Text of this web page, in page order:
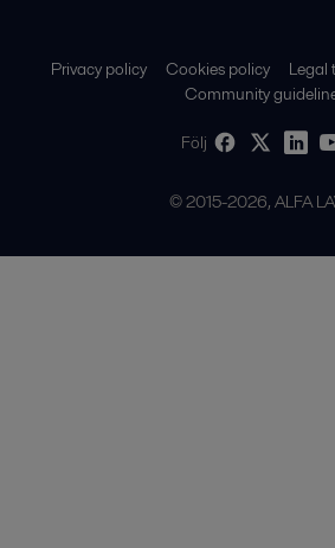
© 2015-2026, ALFA
Följ
Privacy policy Cookies policy
Legal
Community